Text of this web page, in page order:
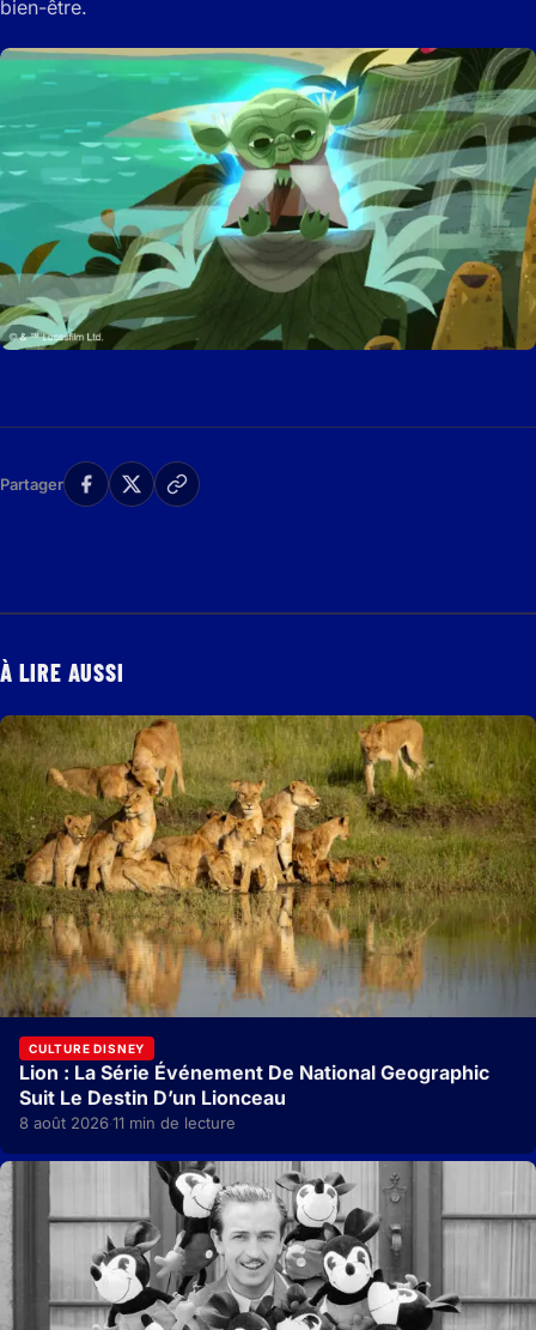
bien-être.
Partager
À LIRE AUSSI
CULTURE DISNEY
Lion : La Série Événement De National Geographic
Suit Le Destin D’un Lionceau
8 août 2026·11 min de lecture